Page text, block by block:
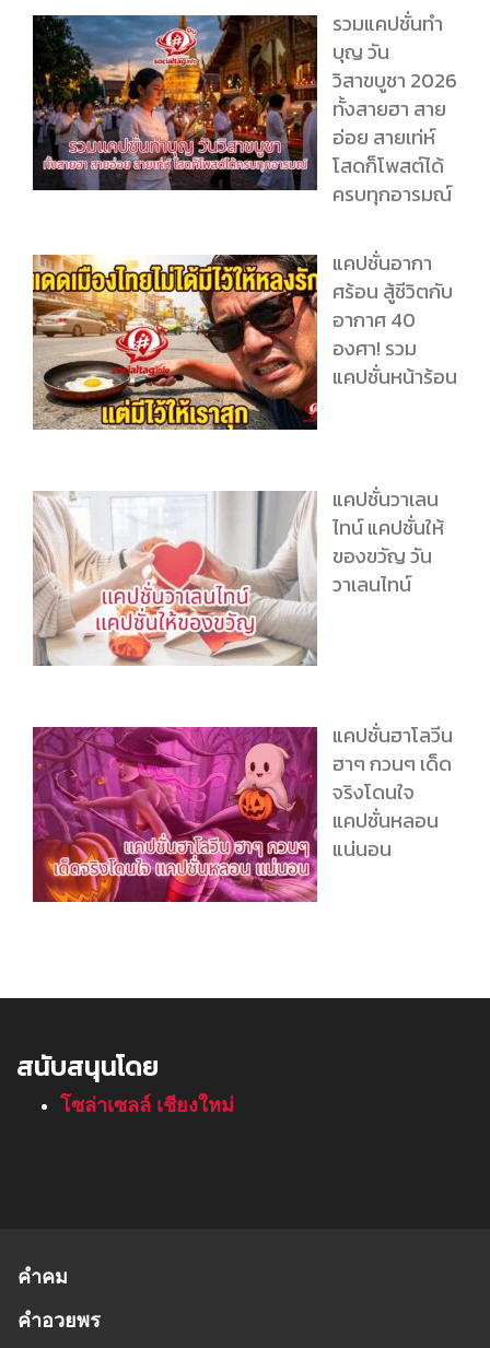
รวมแคปชั่นทำ
บุญ วัน
วิสาขบูชา 2026
ทั้งสายฮา สาย
อ่อย สายเท่ห์
โสดก็โพสต์ได้
ครบทุกอารมณ์
แคปชั่นอากา
ศร้อน สู้ชีวิตกับ
อากาศ 40
องศา! รวม
แคปชั่นหน้าร้อน
แคปชั่นวาเลน
ไทน์ แคปชั่นให้
ของขวัญ วัน
วาเลนไทน์
แคปชั่นฮาโลวีน
ฮาๆ กวนๆ เด็ด
จริงโดนใจ
แคปชั่นหลอน
แน่นอน
สนับสนุนโดย
โซล่าเซลล์ เชียงใหม่
คำคม
คำอวยพร